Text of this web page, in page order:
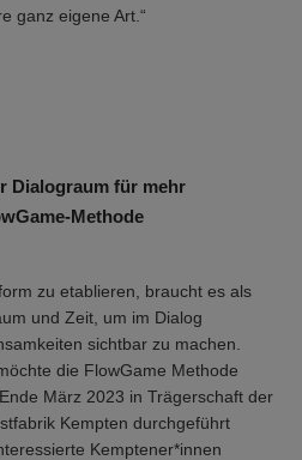
ganz eigene Art.“
Dialograum für mehr
Methode
zu etablieren, braucht es als
und Zeit, um im Dialog
sichtbar zu machen.
die FlowGame Methode
März 2023 in Trägerschaft der
Kempten durchgeführt
Kemptener*innen